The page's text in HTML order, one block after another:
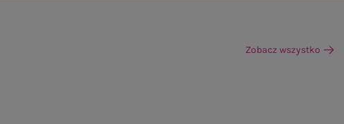
Zobacz wszystko